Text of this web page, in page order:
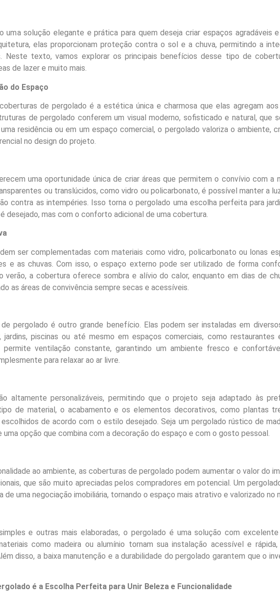
uma solução elegante e prática para quem deseja criar espaços agradáveis
elas proporcionam proteção contra o sol e a chuva, permitindo a
Neste texto, vamos explorar os principais benefícios desse tipo de
de lazer e muito mais.
do Espaço
de pergolado é a estética única e charmosa que elas agregam
de pergolado conferem um visual moderno, sofisticado e natural, que
residência ou em um espaço comercial, o pergolado valoriza o ambiente,
no design do projeto.
uma oportunidade única de criar áreas que permitem o convívio com a
ou translúcidos, como vidro ou policarbonato, é possível manter a
contra as intempéries. Isso torna o pergolado uma escolha perfeita para
desejado, mas com o conforto adicional de uma cobertura.
ser complementadas com materiais como vidro, policarbonato ou lonas
e as chuvas. Com isso, o espaço externo pode ser utilizado de forma
verão, a cobertura oferece sombra e alívio do calor, enquanto em dias de
as áreas de convivência sempre secas e acessíveis.
pergolado é outro grande benefício. Elas podem ser instaladas em
jardins, piscinas ou até mesmo em espaços comerciais, como
ventilação constante, garantindo um ambiente fresco e
para relaxar ao ar livre.
altamente personalizáveis, permitindo que o projeto seja adaptado às
de material, o acabamento e os elementos decorativos, como plantas
de acordo com o estilo desejado. Seja um pergolado rústico de
uma opção que combina com a decoração do espaço e com o gosto pessoal.
ao ambiente, as coberturas de pergolado podem aumentar o valor do
que são muito apreciadas pelos compradores em potencial. Um
de uma negociação imobiliária, tornando o espaço mais atrativo e valorizado no
e outras mais elaboradas, o pergolado é uma solução com
como madeira ou alumínio tornam sua instalação acessível e rápida,
disso, a baixa manutenção e a durabilidade do pergolado garantem que o
é a Escolha Perfeita para Unir Beleza e Funcionalidade